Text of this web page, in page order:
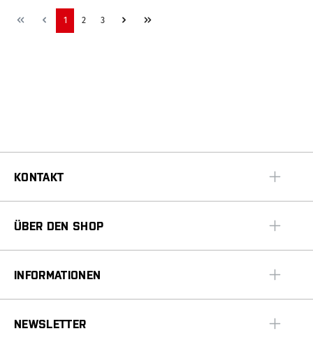
1 2 3
KONTAKT
ÜBER DEN SHOP
INFORMATIONEN
NEWSLETTER